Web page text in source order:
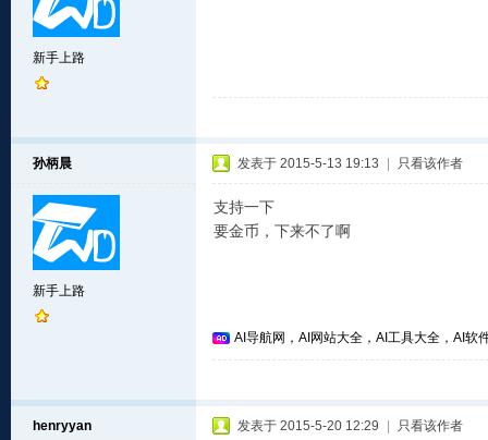
新手上路
孙柄晨
新手上路
发表于 2015-5-13 19:13 只看该作者
支持一下
要金币，下来不了啊
AI导航网，AI网站大全，AI工具大全，AI软
henryyan 发表于 2015-5-20 12:29 只看该作者